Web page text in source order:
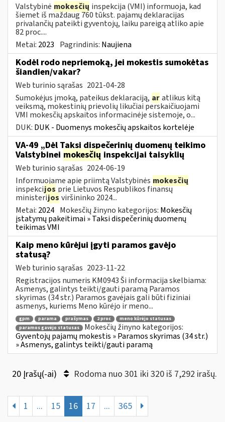
Valstybinė mokesčių inspekcija (VMI) informuoja, kad
šiemet iš maždaug 760 tūkst. pajamų deklaracijas
privalančių pateikti gyventojų, laiku pareigą atliko apie
82 proc....
Metai: 2023 Pagrindinis: Naujiena
Kodėl rodo nepriemoką, jei mokestis sumokėtas
šiandien/vakar?
Web turinio sąrašas 2021-04-28
Sumokėjus įmoką, pateikus deklaraciją, aratlikus kitą
veiksmą, mokestinių prievolių likučiai perskaičiuojami
VMI mokesčių apskaitos informacinėje sistemoje, o...
DUK: DUK - Duomenys mokesčių apskaitos kortelėje
VA-49 „Dėl Taksi dispečerinių duomenų teikimo
Valstybinei mokesčių inspekcijai taisyklių
Web turinio sąrašas 2024-06-19
Informuojame apie priimtą Valstybinės mokesčių
inspekcijos prie Lietuvos Respublikos finansų
ministerijos viršininko 2024...
Metai: 2024 Mokesčių žinyno kategorijos: Mokesčių
įstatymų pakeitimai » Taksi dispečerinių duomenų
teikimas VMI
Kaip meno kūrėjui įgyti paramos gavėjo
statusą?
Web turinio sąrašas 2023-11-22
Registracijos numeris KM0943 Ši informacija skelbiama:
Asmenys, galintys teikti/gauti paramą Paramos
skyrimas (34 str.) Paramos gavėjais gali būti fiziniai
asmenys, kuriems Meno kūrėjo ir meno...
gpm parama prašymas 2 proc
meno kūrėjo statusas
paramos gavėjo statusas
Mokesčių žinyno kategorijos:
Gyventojų pajamų mokestis » Paramos skyrimas (34 str.)
» Asmenys, galintys teikti/gauti paramą
20 Įrašų(-ai) Rodoma nuo 301 iki 320 iš 7,292 irašų.
1 ... 15 16 17 ... 365